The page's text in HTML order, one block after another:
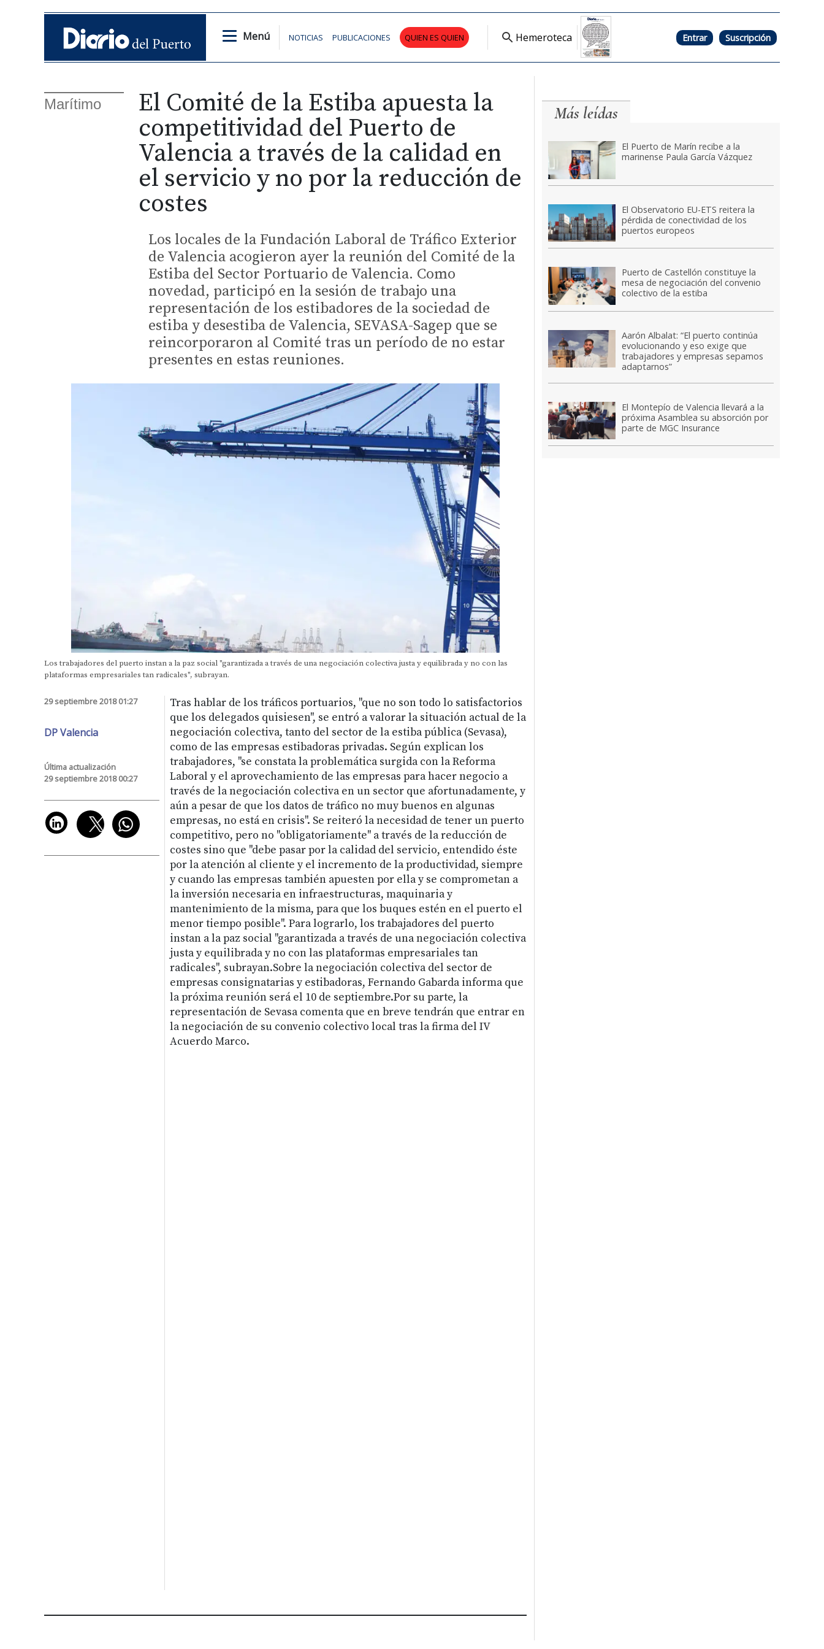
Menú NOTICIAS PUBLICACIONES QUIEN ES QUIEN Hemeroteca Entrar Suscripción
Marítimo
El Comité de la Estiba apuesta la
competitividad del Puerto de
Valencia a través de la calidad en
el servicio y no por la reducción de
costes
Los locales de la Fundación Laboral de Tráfico Exterior
de Valencia acogieron ayer la reunión del Comité de la
Estiba del Sector Portuario de Valencia. Como
novedad, participó en la sesión de trabajo una
representación de los estibadores de la sociedad de
estiba y desestiba de Valencia, SEVASA-Sagep que se
reincorporaron al Comité tras un período de no estar
presentes en estas reuniones.
Los trabajadores del puerto instan a la paz social "garantizada a través de una negociación colectiva justa y equilibrada y no con las
plataformas empresariales tan radicales", subrayan.
29 septiembre 2018 01:27
DP Valencia
Última actualización
29 septiembre 2018 00:27
Tras hablar de los tráficos portuarios, "que no son todo lo satisfactorios
que los delegados quisiesen", se entró a valorar la situación actual de la
negociación colectiva, tanto del sector de la estiba pública (Sevasa),
como de las empresas estibadoras privadas. Según explican los
trabajadores, "se constata la problemática surgida con la Reforma
Laboral y el aprovechamiento de las empresas para hacer negocio a
través de la negociación colectiva en un sector que afortunadamente, y
aún a pesar de que los datos de tráfico no muy buenos en algunas
empresas, no está en crisis". Se reiteró la necesidad de tener un puerto
competitivo, pero no "obligatoriamente" a través de la reducción de
costes sino que "debe pasar por la calidad del servicio, entendido éste
por la atención al cliente y el incremento de la productividad, siempre
y cuando las empresas también apuesten por ella y se comprometan a
la inversión necesaria en infraestructuras, maquinaria y
mantenimiento de la misma, para que los buques estén en el puerto el
menor tiempo posible". Para lograrlo, los trabajadores del puerto
instan a la paz social "garantizada a través de una negociación colectiva
justa y equilibrada y no con las plataformas empresariales tan
radicales", subrayan.Sobre la negociación colectiva del sector de
empresas consignatarias y estibadoras, Fernando Gabarda informa que
la próxima reunión será el 10 de septiembre.Por su parte, la
representación de Sevasa comenta que en breve tendrán que entrar en
la negociación de su convenio colectivo local tras la firma del IV
Acuerdo Marco.
Más leídas
El Puerto de Marín recibe a la
marinense Paula García Vázquez
El Observatorio EU-ETS reitera la
pérdida de conectividad de los
puertos europeos
Puerto de Castellón constituye la
mesa de negociación del convenio
colectivo de la estiba
Aarón Albalat: “El puerto continúa
evolucionando y eso exige que
trabajadores y empresas sepamos
adaptarnos”
El Montepío de Valencia llevará a la
próxima Asamblea su absorción por
parte de MGC Insurance